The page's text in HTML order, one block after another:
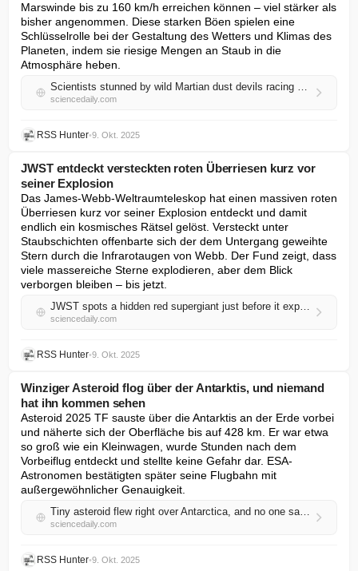
Marswinde bis zu 160 km/h erreichen können – viel stärker als
bisher angenommen. Diese starken Böen spielen eine
Schlüsselrolle bei der Gestaltung des Wetters und Klimas des
Planeten, indem sie riesige Mengen an Staub in die
Atmosphäre heben.
Scientists stunned by wild Martian dust devils racing at hurricane speeds
sciencedaily.com
RSS Hunter•9. Okt. 2025
JWST entdeckt versteckten roten Überriesen kurz vor
seiner Explosion
Das James-Webb-Weltraumteleskop hat einen massiven roten
Überriesen kurz vor seiner Explosion entdeckt und damit
endlich ein kosmisches Rätsel gelöst. Versteckt unter
Staubschichten offenbarte sich der dem Untergang geweihte
Stern durch die Infrarotaugen von Webb. Der Fund zeigt, dass
viele massereiche Sterne explodieren, aber dem Blick
verborgen bleiben – bis jetzt.
JWST spots a hidden red supergiant just before it exploded
sciencedaily.com
RSS Hunter•9. Okt. 2025
Winziger Asteroid flog über der Antarktis, und niemand
hat ihn kommen sehen
Asteroid 2025 TF sauste über die Antarktis an der Erde vorbei
und näherte sich der Oberfläche bis auf 428 km. Er war etwa
so groß wie ein Kleinwagen, wurde Stunden nach dem
Vorbeiflug entdeckt und stellte keine Gefahr dar. ESA-
Astronomen bestätigten später seine Flugbahn mit
außergewöhnlicher Genauigkeit.
Tiny asteroid flew right over Antarctica, and no one saw it coming
sciencedaily.com
RSS Hunter•9. Okt. 2025